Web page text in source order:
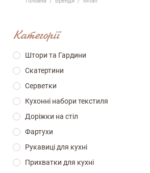
Категорії
Штори та Гардини
Скатертини
Серветки
Кухонні набори текстиля
Доріжки на стіл
Фартухи
Рукавиці для кухні
Прихватки для кухні